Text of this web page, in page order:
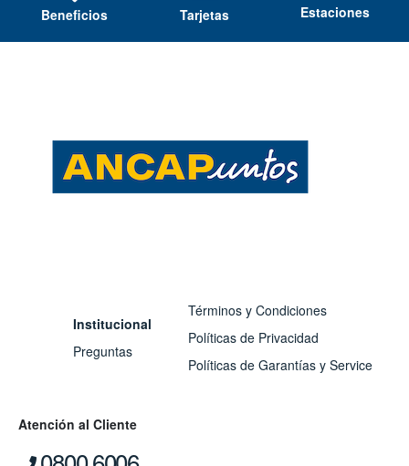
Beneficios Tarjetas Estaciones
Institucional
Preguntas
Términos y Condiciones
Políticas de Privacidad
Políticas de Garantías y Service
Atención al Cliente